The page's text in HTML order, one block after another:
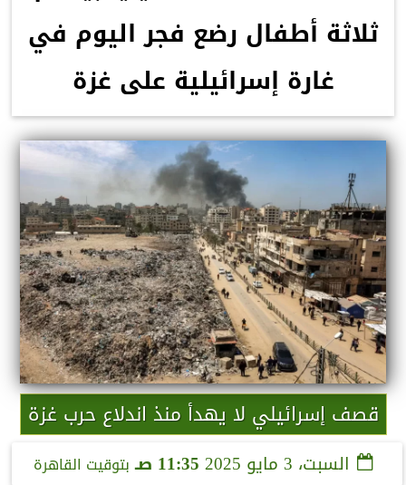
ثلاثة أطفال رضع فجر اليوم في
غارة إسرائيلية على غزة
قصف إسرائيلي لا يهدأ منذ اندلاع حرب غزة
السبت، 3 مايو 2025 11:35 صـ بتوقيت القاهرة